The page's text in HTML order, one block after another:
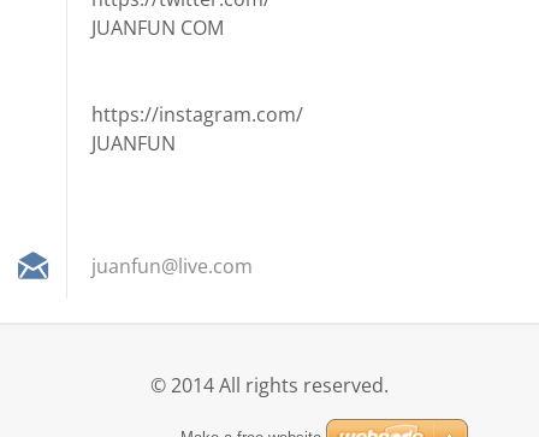
JUANFUN COM
https://instagram.com/
JUANFUN
juanfun@live.com
© 2014 All rights reserved.